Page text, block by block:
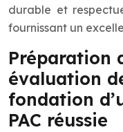
durable et
fournissant un
Préparation
évaluation
fondation
PAC réussie